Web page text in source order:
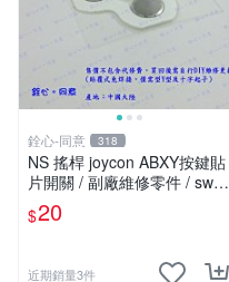
銓心-同意 318
NS 搖桿 joycon ABXY按鍵貼
片開關 / 副廠維修零件 / switc
h joy-con手柄專用款
$20
近期銷量3件